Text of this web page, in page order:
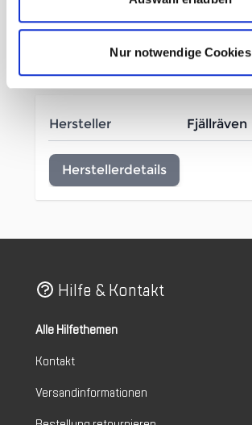
Nur notwendige Cookies
Mehr Informationen
Hersteller Fjällräven
Herstellerdetails
Hilfe & Kontakt
Alle Hilfethemen
Kontakt
Versandinformationen